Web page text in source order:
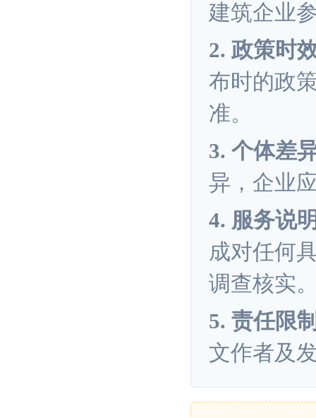
建筑企业
2. 政策时
布时的政
准。
3. 个体差
异，企业
4. 服务说
成对任何
调查核实
5. 责任限
文作者及